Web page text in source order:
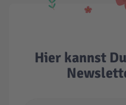
Hier kannst